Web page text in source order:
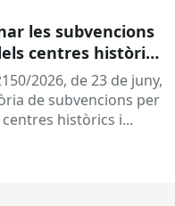
les subvencions
centres històrics
2026, de 23 de juny,
de subvencions per
històrics i...